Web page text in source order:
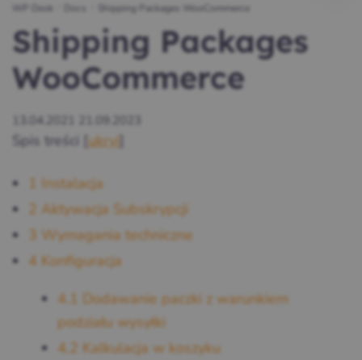
WP Desk Docs Shipping Packages WooCommerce
Shipping Packages
WooCommerce
13.04.2021 21.09.2023
Spis treści ukryj
1 Instalacja
2 Aktywacja Subskrypcji
3 Wymagania techniczne
4 Konfiguracja
4.1
Dodawanie paczki z warunkiem
podziału wysyłki
4.2 Kalkulacja w koszyku